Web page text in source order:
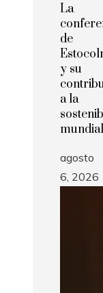
La
de
y su
a la
mundial
agosto
6, 2026